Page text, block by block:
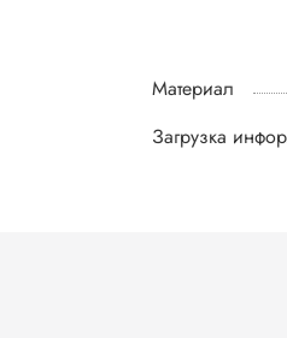
Материал
Загрузка